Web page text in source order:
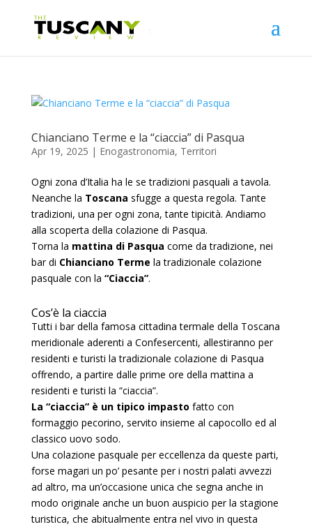
Chianciano Terme e la “ciaccia” di Pasqua
Apr 19, 2025 | Enogastronomia, Territori
Ogni zona d’Italia ha le se tradizioni pasquali a tavola.
Neanche la Toscana sfugge a questa regola. Tante
tradizioni, una per ogni zona, tante tipicità. Andiamo
alla scoperta della colazione di Pasqua.
Torna la mattina di Pasqua come da tradizione, nei
bar di Chianciano Terme la tradizionale colazione
pasquale con la “Ciaccia”.
Cos’è la ciaccia
Tutti i bar della famosa cittadina termale della Toscana
meridionale aderenti a Confesercenti, allestiranno per
residenti e turisti la tradizionale colazione di Pasqua
offrendo, a partire dalle prime ore della mattina a
residenti e turisti la “ciaccia”.
La “ciaccia” è un tipico impasto fatto con
formaggio pecorino, servito insieme al capocollo ed al
classico uovo sodo.
Una colazione pasquale per eccellenza da queste parti,
forse magari un po’ pesante per i nostri palati avvezzi
ad altro, ma un’occasione unica che segna anche in
modo originale anche un buon auspicio per la stagione
turistica, che abitualmente entra nel vivo in questa